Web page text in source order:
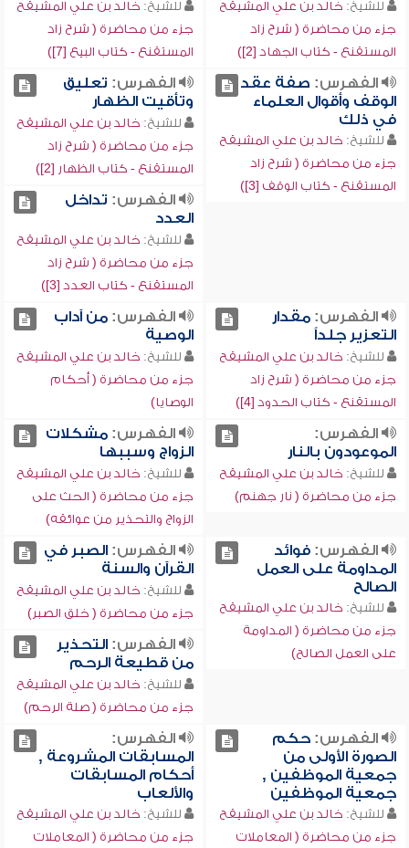
للشيخ: خالد بن علي المشيقح
جزء من محاضرة ( شرح زاد
المستقنع - كتاب الجهاد [2])
للشيخ: خالد بن علي المشيقح
جزء من محاضرة ( شرح زاد
المستقنع - كتاب البيع [7])
الفهرس: صفة عقد
الوقف وأقوال العلماء
في ذلك
للشيخ: خالد بن علي المشيقح
جزء من محاضرة ( شرح زاد
المستقنع - كتاب الوقف [3])
الفهرس: تعليق
وتأقيت الظهار
للشيخ: خالد بن علي المشيقح
جزء من محاضرة ( شرح زاد
المستقنع - كتاب الظهار [2])
الفهرس: تداخل
العدد
للشيخ: خالد بن علي المشيقح
جزء من محاضرة ( شرح زاد
المستقنع - كتاب العدد [3])
الفهرس:مقدار
التعزير جلداً
للشيخ: خالد بن علي المشيقح
جزء من محاضرة ( شرح زاد
المستقنع - كتاب الحدود [4])
الفهرس:من آداب
الوصية
للشيخ: خالد بن علي المشيقح
جزء من محاضرة ( أحكام
الوصايا)
الفهرس:
الموعودون بالنار
للشيخ: خالد بن علي المشيقح
جزء من محاضرة ( نار جهنم)
الفهرس:مشكلات
الزواج وسببها
للشيخ: خالد بن علي المشيقح
جزء من محاضرة ( الحث على
الزواج والتحذير من عوائقه)
الفهرس:فوائد
المداومة على العمل
الصالح
للشيخ: خالد بن علي المشيقح
جزء من محاضرة ( المداومة
على العمل الصالح)
الفهرس:الصبر في
القرآن والسنة
للشيخ: خالد بن علي المشيقح
جزء من محاضرة ( خلق الصبر)
الفهرس:التحذير
من قطيعة الرحم
للشيخ: خالد بن علي المشيقح
جزء من محاضرة ( صلة الرحم)
الفهرس:حكم
الصورة الأولى من
جمعية الموظفين ,
جمعية الموظفين
للشيخ: خالد بن علي المشيقح
جزء من محاضرة ( المعاملات
الفهرس:
المسابقات المشروعة ,
أحكام المسابقات
والألعاب
للشيخ: خالد بن علي المشيقح
جزء من محاضرة ( المعاملات